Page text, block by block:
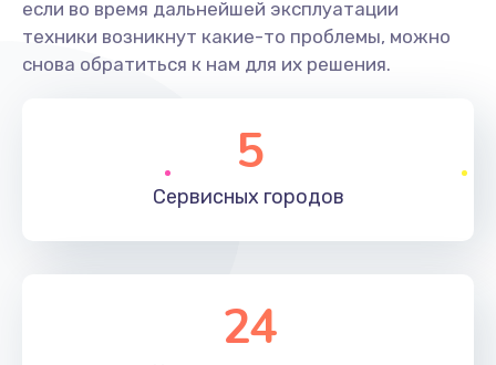
если во время дальнейшей эксплуатации
техники возникнут какие-то проблемы, можно
снова обратиться к нам для их решения.
5
Сервисных городов
24